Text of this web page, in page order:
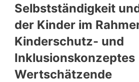
Selbstständigkeit
der Kinder im
Kinderschutz- und
Inklusionskonzeptes
Wertschätzende